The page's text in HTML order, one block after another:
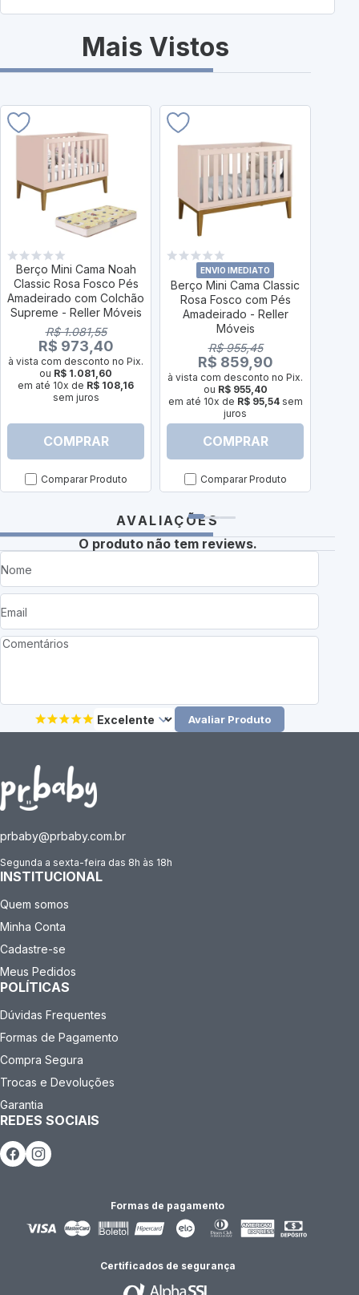
Mais Vistos
Berço Mini Cama Noah
Classic Rosa Fosco Pés
Amadeirado com Colchão
Supreme - Reller Móveis
R$ 1.081,55
R$ 973,40
à vista com desconto no Pix.
ou R$ 1.081,60
em até 10x de R$ 108,16
sem juros
COMPRAR
Comparar Produto
ENVIO IMEDIATO
Berço Mini Cama Classic
Rosa Fosco com Pés
Amadeirado - Reller
Móveis
R$ 955,45
R$ 859,90
à vista com desconto no Pix.
ou R$ 955,40
em até 10x de R$ 95,54sem
juros
COMPRAR
Comparar Produto
AVALIAÇÕES
O produto não tem reviews.
Avaliar Produto
prbaby@prbaby.com.br
Segunda a sexta-feira das 8h às 18h
INSTITUCIONAL
Quem somos
Minha Conta
Cadastre-se
Meus Pedidos
POLÍTICAS
Dúvidas Frequentes
Formas de Pagamento
Compra Segura
Trocas e Devoluções
Garantia
REDES SOCIAIS
Formas de pagamento
Certificados de segurança